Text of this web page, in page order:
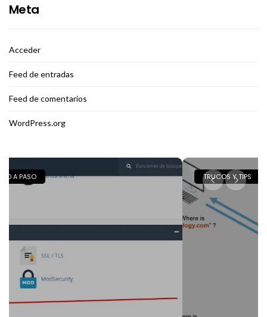
Meta
Acceder
Feed de entradas
Feed de comentarios
WordPress.org
TRUCOS Y TIPS